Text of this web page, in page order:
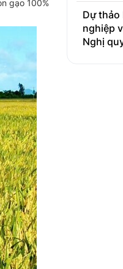
gạo 100%
Dự thảo
nghiệp
Nghị